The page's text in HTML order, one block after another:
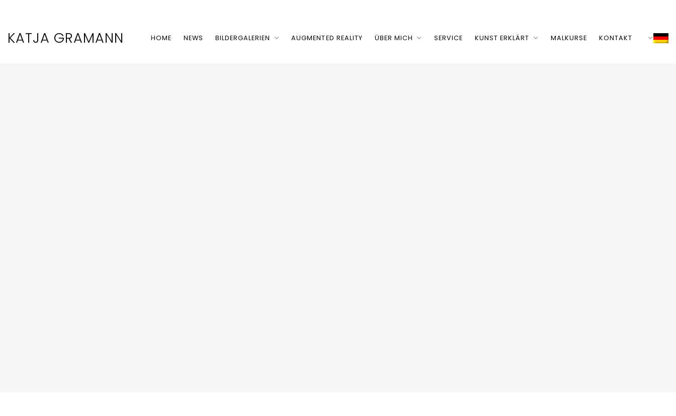
KATJA GRAMANN HOME NEWS BILDERGALERIEN AUGMENTED REALITY ÜBER MICH SERVICE KUNST ERKLÄRT MALKURSE KONTAKT